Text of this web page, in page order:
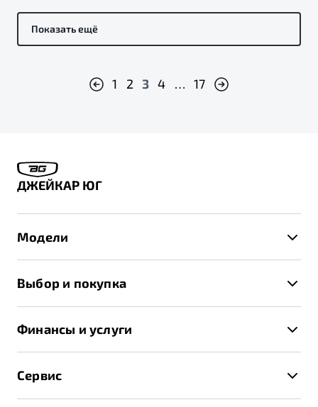
Показать ещё
1 2 3 4 … 17
ДЖЕЙКАР ЮГ
Модели
X70
Выбор и покупка
Спецпредложения и Акции
Записаться на тест-драйв
Получить предложение
Финансы и услуги
Трейд-ин
Сервис